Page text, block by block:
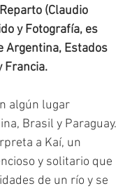
(Claudio
y Fotografía, es
Argentina, Estados
Francia.
algún lugar
Brasil y Paraguay.
a Kaí, un
y solitario que
de un río y se